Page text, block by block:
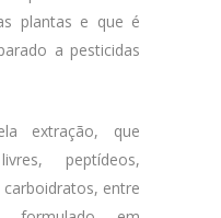
plantas e que é
a pesticidas
extração, que
peptídeos,
entre